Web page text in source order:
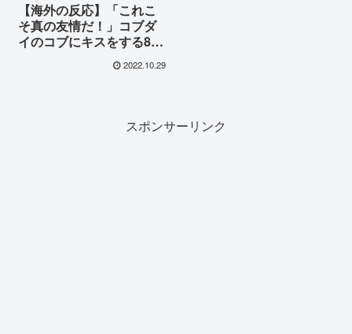
【海外の反応】「これこ
そ真の友情だ！」コブダ
イのコブにキスをする84
歳のダイバーが海外で話
2022.10.29
スポンサーリンク